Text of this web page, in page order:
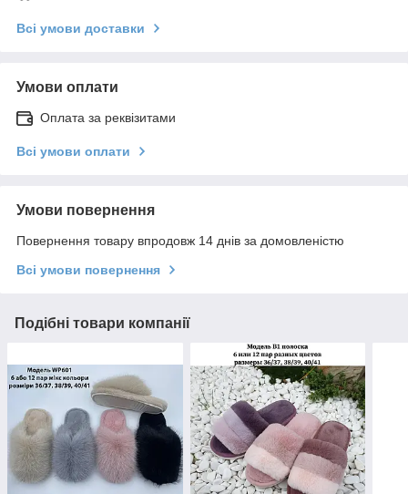
Всі умови доставки
Умови оплати
Оплата за реквізитами
Всі умови оплати
Умови повернення
Повернення товару впродовж 14 днів за домовленістю
Всі умови повернення
Подібні товари компанії